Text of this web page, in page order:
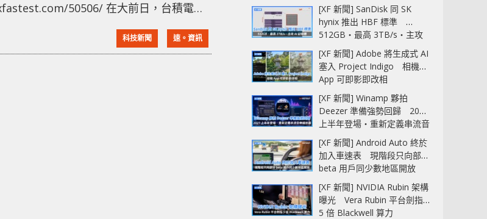
50506/ 在大前日，台積電官
這座工廠預訂建設在亞利桑那州，且會使
製程生產晶圓片，每月產能可達
科技新聞 速。資訊
[XF 新聞] SanDisk 同 SK
hynix 推出 HBF 標準
512GB‧最高 3TB/s‧主攻
AI 記憶體
[XF 新聞] Adobe 將生成式 AI
塞入 Project Indigo 相機
App 可即影即改相
[XF 新聞] Winamp 夥拍
Deezer 準備強勢回歸 2027
上半年登場‧重新定義串流音
樂播放器
[XF 新聞] Android Auto 終於
加入車速表 現階段只向部分
beta 用戶同少數地區開放
[XF 新聞] NVIDIA Rubin 架構
曝光 Vera Rubin 平台劍指
5 倍 Blackwell 算力